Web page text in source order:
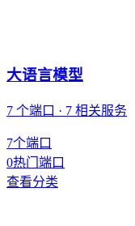
大语言模型
7 个端口 · 7 相关服务
7个端口
0热门端口
查看分类